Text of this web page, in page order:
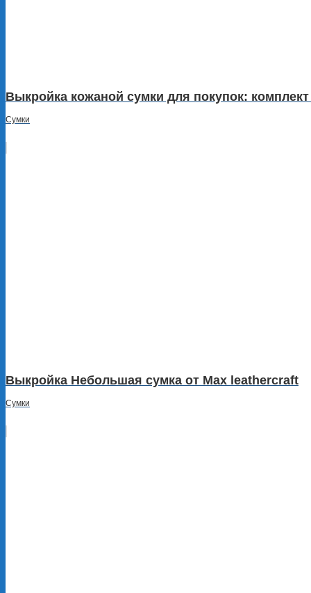
Выкройка кожаной сумки для покупок:
Сумки
Выкройка Небольшая сумка от Max leathercraft
Сумки